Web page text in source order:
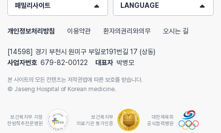
패밀리사이트 LANGUAGE
개인정보처리방침 이용약관 환자의권리와의무 오시는 길
[14598] 경기 부천시 원미구 부일로191번길 17 (상동)
사업자번호 679-82-00122 대표자 박병모
본 사이트의 모든 컨텐츠는 저작권법에 따른 보호를 받습니다.
© Jaseng Hospital of Korean medicine.
보건복지부 지정
한방척추전문병원
보건복지부
의료기관 평가인증
대한체육회
공식협력병원